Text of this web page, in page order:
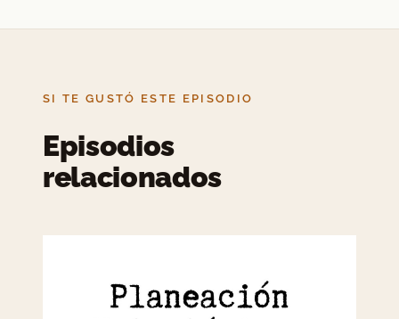
SI TE GUSTÓ ESTE EPISODIO
Episodios
relacionados